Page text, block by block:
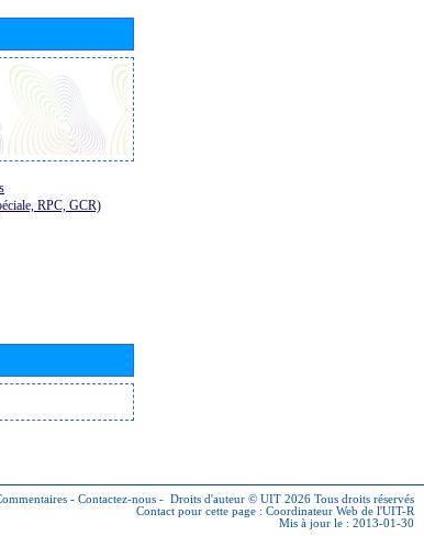
RPC, GCR)
- Contactez-nous - Droits d'auteur © UIT 2026 Tous droits réservés
Contact pour cette page : Coordinateur Web de l'UIT-R
Mis à jour le : 2013-01-30